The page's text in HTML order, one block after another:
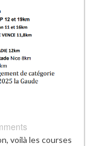
voilà les courses